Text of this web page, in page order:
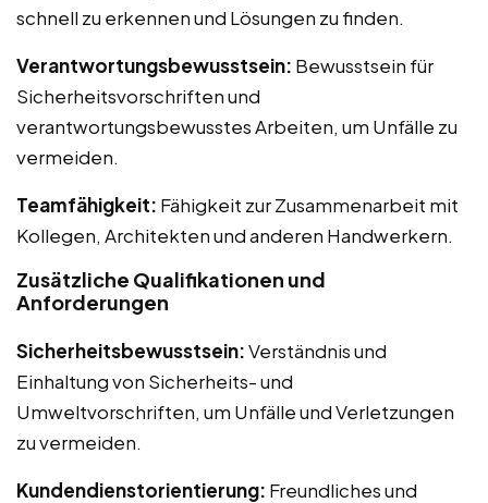
schnell zu erkennen und Lösungen zu finden.
Verantwortungsbewusstsein: Bewusstsein für
Sicherheitsvorschriften und
verantwortungsbewusstes Arbeiten, um Unfälle zu
vermeiden.
Teamfähigkeit: Fähigkeit zur Zusammenarbeit mit
Kollegen, Architekten und anderen Handwerkern.
Zusätzliche Qualifikationen und
Anforderungen
Sicherheitsbewusstsein:Verständnis und
Einhaltung von Sicherheits- und
Umweltvorschriften, um Unfälle und Verletzungen
zu vermeiden.
Kundendienstorientierung: Freundliches und